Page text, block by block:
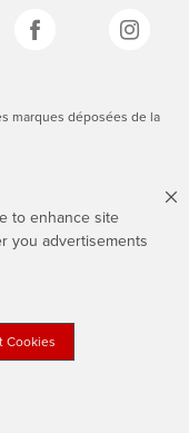
to enhance site
you advertisements
Cookies
marques déposées de la